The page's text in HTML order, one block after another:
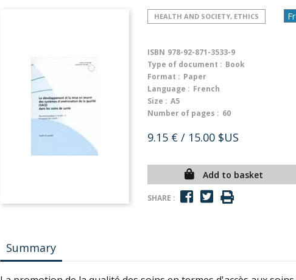
HEALTH AND SOCIETY, ETHICS
ISBN 978-92-871-3533-9
Type of document : Book
Format : Paper
Language : French
Size : A5
Number of pages : 60
9.15 € / 15.00 $US
Add to basket
SHARE :
Summary